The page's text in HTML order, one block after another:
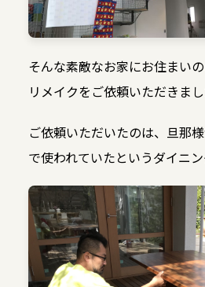
そんな素敵なお家にお住まい
リメイクをご依頼いただきまし
ご依頼いただいたのは、旦那
で使われていたというダイニン